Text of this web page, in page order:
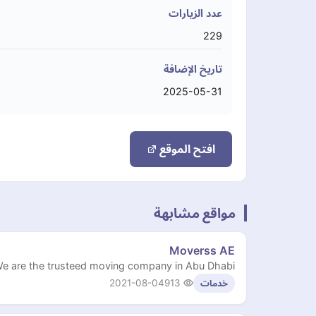
عدد الزيارات
229
تاريخ الإضافة
2025-05-31
افتح الموقع
مواقع مشابهة
Moverss AE
are the trusteed moving company in Abu Dhabi
خدمات 2021-08-04